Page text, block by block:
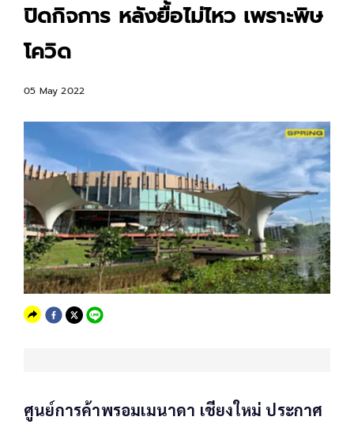
ปิดกิจการ หลังยื้อไม่ไหว เพราะพิษ
โควิด
05 May 2022
ศูนย์การค้าพรอมเมนาดา เชียงใหม่ ประกาศ